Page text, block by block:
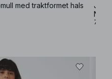
med traktformet hals
NOK
7